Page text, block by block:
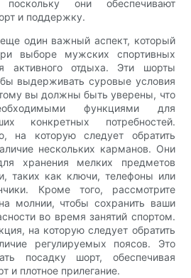
они обеспечивают
и поддержку.
один важный аспект, который
выборе мужских спортивных
активного отдыха. Эти шорты
выдерживать суровые условия
вы должны быть уверены, что
функциями для
конкретных потребностей.
на которую следует обратить
нескольких карманов. Они
хранения мелких предметов
таких как ключи, телефоны или
Кроме того, рассмотрите
молнии, чтобы сохранить ваши
во время занятий спортом.
на которую следует обратить
регулируемых поясов. Это
посадку шорт, обеспечивая
и плотное прилегание.